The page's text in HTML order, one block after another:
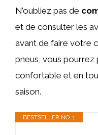
N’oubliez pas de
et de consulter les
avant de faire votre
pneus, vous pourrez
confortable et en
saison.
BESTSELLER NO. 1